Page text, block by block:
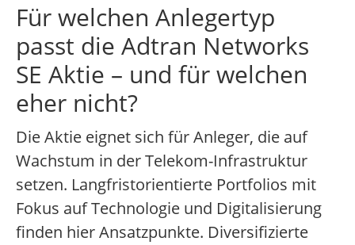
Für welchen Anlegertyp
passt die Adtran Networks
SE Aktie – und für welchen
eher nicht?
Die Aktie eignet sich für Anleger, die auf
Wachstum in der Telekom-Infrastruktur
setzen. Langfristorientierte Portfolios mit
Fokus auf Technologie und Digitalisierung
finden hier Ansatzpunkte. Diversifizierte